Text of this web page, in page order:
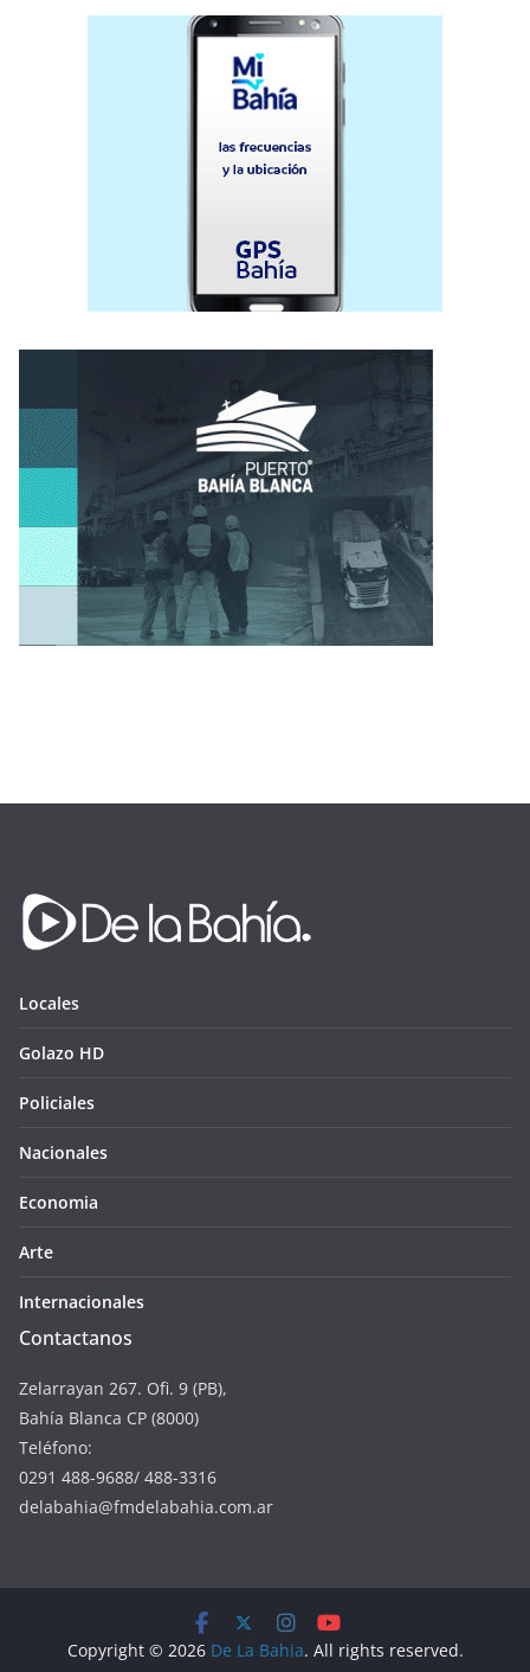
Locales
Golazo HD
Policiales
Nacionales
Economia
Arte
Internacionales
Contactanos
Zelarrayan 267. Ofi. 9 (PB),
Bahía Blanca CP (8000)
Teléfono:
0291 488-9688/ 488-3316
delabahia@fmdelabahia.com.ar
Copyright © 2026 De La Bahia. All rights reserved.